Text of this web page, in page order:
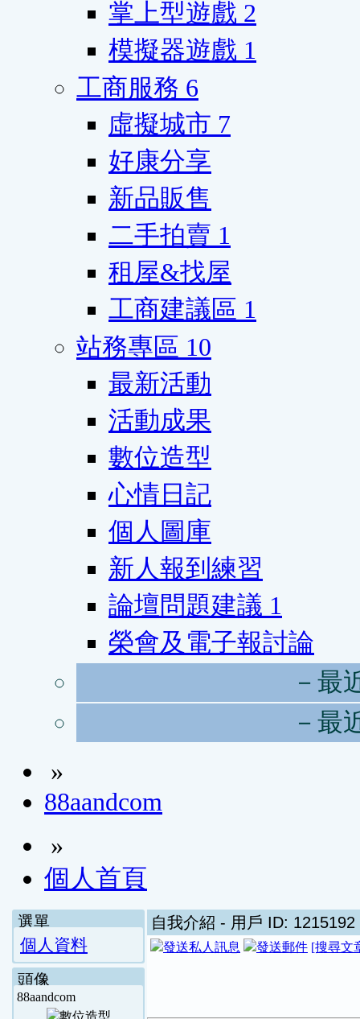
掌上型遊戲 2
模擬器遊戲 1
工商服務 6
虛擬城市 7
好康分享
新品販售
二手拍賣 1
租屋&找屋
工商建議區 1
站務專區 10
最新活動
活動成果
數位造型
心情日記
個人圖庫
新人報到練習
論壇問題建議 1
榮會及電子報討論
－最
－最
»
88aandcom
»
個人首頁
選單
個人資料
頭像
88aandcom
自我介紹 - 用戶 ID: 1215192
[搜尋文